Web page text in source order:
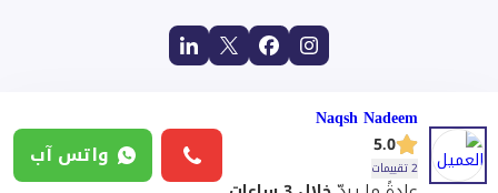
Naqsh Nadeem
5.0
2 تقييمات واتس آب